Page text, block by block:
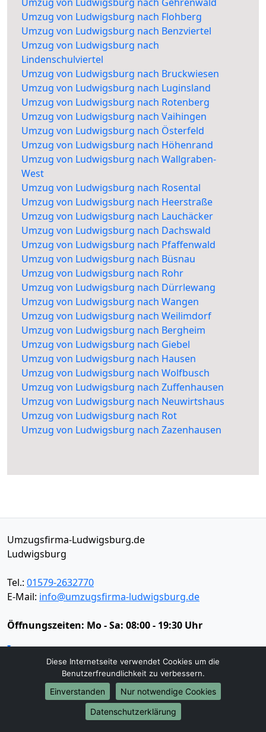
Umzug von Ludwigsburg nach Flohberg
Umzug von Ludwigsburg nach Benzviertel
Umzug von Ludwigsburg nach
Lindenschulviertel
Umzug von Ludwigsburg nach Bruckwiesen
Umzug von Ludwigsburg nach Luginsland
Umzug von Ludwigsburg nach Rotenberg
Umzug von Ludwigsburg nach Vaihingen
Umzug von Ludwigsburg nach Österfeld
Umzug von Ludwigsburg nach Höhenrand
Umzug von Ludwigsburg nach Wallgraben-
West
Umzug von Ludwigsburg nach Rosental
Umzug von Ludwigsburg nach Heerstraße
Umzug von Ludwigsburg nach Lauchäcker
Umzug von Ludwigsburg nach Dachswald
Umzug von Ludwigsburg nach Pfaffenwald
Umzug von Ludwigsburg nach Büsnau
Umzug von Ludwigsburg nach Rohr
Umzug von Ludwigsburg nach Dürrlewang
Umzug von Ludwigsburg nach Wangen
Umzug von Ludwigsburg nach Weilimdorf
Umzug von Ludwigsburg nach Bergheim
Umzug von Ludwigsburg nach Giebel
Umzug von Ludwigsburg nach Hausen
Umzug von Ludwigsburg nach Wolfbusch
Umzug von Ludwigsburg nach Zuffenhausen
Umzug von Ludwigsburg nach Neuwirtshaus
Umzug von Ludwigsburg nach Rot
Umzug von Ludwigsburg nach Zazenhausen
Umzugsfirma-Ludwigsburg.de
Ludwigsburg
Tel.: 01579-2632770
E-Mail: info@umzugsfirma-ludwigsburg.de
Öffnungszeiten: Mo - Sa: 08:00 - 19:30 Uhr
Impressum
Datenschutz
Umzugsservice
Diese Internetseite verwendet Cookies um die
Benutzerfreundlichkeit zu verbessern.
Einverstanden
Nur notwendige Cookies
Datenschutzerklärung